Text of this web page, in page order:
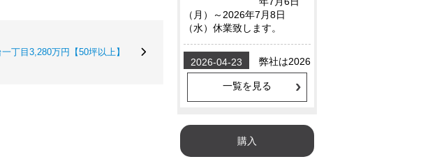
丁目3,280万円【50坪以上】
一覧を見る
購入